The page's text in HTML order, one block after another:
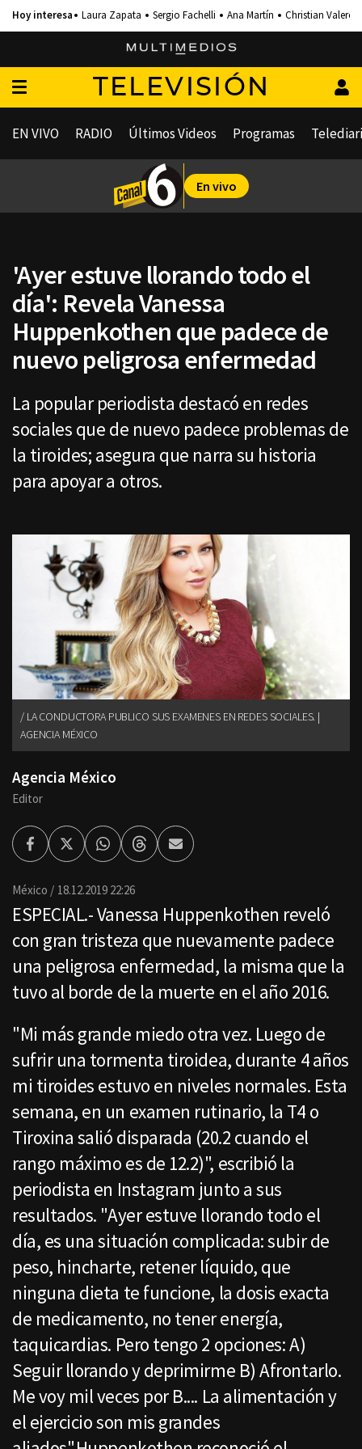
Laura Zapata Sergio Fachelli Ana Martín Christian Valero
TELEVISIÓN
EN VIVO RADIO Últimos Videos Programas
En vivo
'Ayer estuve llorando todo el
día': Revela Vanessa
Huppenkothen que padece de
nuevo peligrosa enfermedad
La popular periodista destacó en redes
sociales que de nuevo padece problemas de
la tiroides; asegura que narra su historia
para apoyar a otros.
LA CONDUCTORA PUBLICO SUS EXAMENES EN REDES SOCIALES. |
AGENCIA MÉXICO
Agencia México
Editor
FacebookTwitterWhatsappThreadsEnviar
por
México 18.12.2019 22:26
ESPECIAL.- Vanessa Huppenkothen reveló
con gran tristeza que nuevamente padece
una peligrosa enfermedad, la misma que la
tuvo al borde de la muerte en el año 2016.
"Mi más grande miedo otra vez. Luego de
sufrir una tormenta tiroidea, durante 4 años
mi tiroides estuvo en niveles normales. Esta
semana, en un examen rutinario, la T4 o
Tiroxina salió disparada (20.2 cuando el
rango máximo es de 12.2)", escribió la
periodista en Instagram junto a sus
resultados. "Ayer estuve llorando todo el
día, es una situación complicada: subir de
peso, hincharte, retener líquido, que
ninguna dieta te funcione, la dosis exacta
de medicamento, no tener energía,
taquicardias. Pero tengo 2 opciones: A)
Seguir llorando y deprimirme B) Afrontarlo.
Me voy mil veces por B.... La alimentación y
el ejercicio son mis grandes